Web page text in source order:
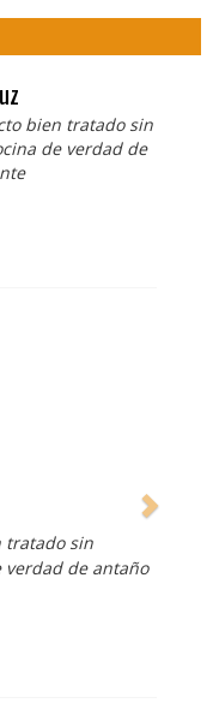
bien tratado sin
de verdad de
tratado sin
verdad de antaño